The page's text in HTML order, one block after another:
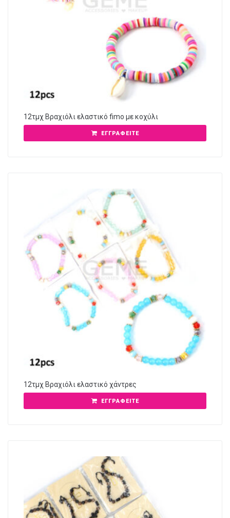
12τμχ Βραχιόλι ελαστικό fimo με κοχύλι
ΕΓΓΡΑΦΕΊΤΕ
12τμχ Βραχιόλι ελαστικό χάντρες
ΕΓΓΡΑΦΕΊΤΕ